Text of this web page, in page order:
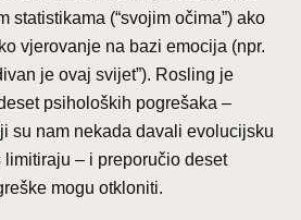
statistikama (“svojim očima”) ako
vjerovanje na bazi emocija (npr.
je ovaj svijet”). Rosling je
psiholoških pogrešaka –
su nam nekada davali evolucijsku
limitiraju – i preporučio deset
mogu otkloniti.